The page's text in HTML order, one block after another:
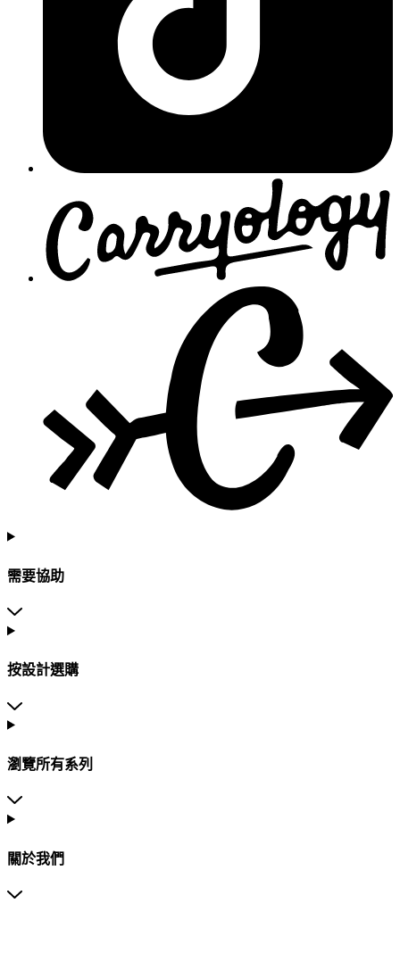
需要協助
按設計選購
瀏覽所有系列
關於我們